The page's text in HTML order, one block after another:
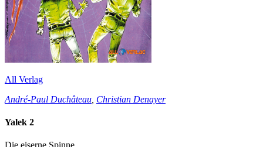
All Verlag
André-Paul Duchâteau Christian Denayer
Yalek 2